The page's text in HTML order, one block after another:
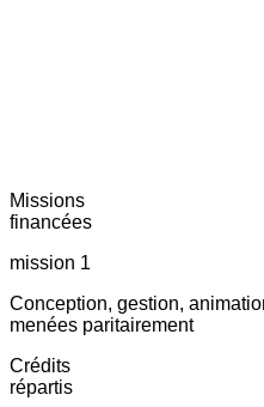
Missions
financées
mission 1
Conception, gestion,
menées paritairement
Crédits
répartis